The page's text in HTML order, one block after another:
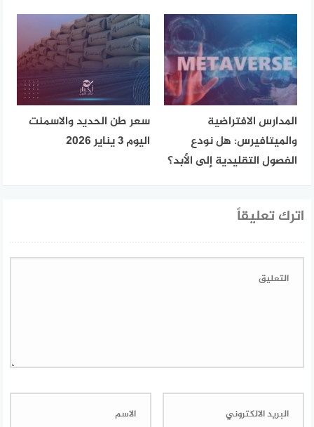
المدارس الافتراضية
والميتافيرس: هل نودع
الفصول التقليدية إلى الأبد؟
سعر طن الحديد والاسمنت
اليوم 3 يناير 2026
اترك تعليقاً